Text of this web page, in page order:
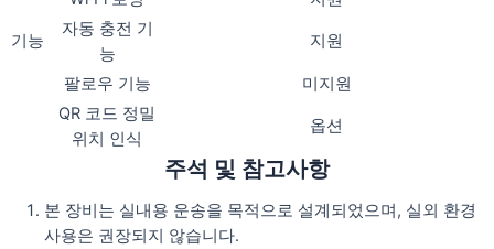
기능
자동 충전 기
능
지원
팔로우 기능
미지원
QR 코드 정밀
위치 인식
옵션
주석 및 참고사항
본 장비는 실내용 운송을 목적으로 설계되었으며, 실외 환경
사용은 권장되지 않습니다.